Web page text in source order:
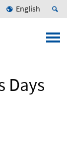
English
Days